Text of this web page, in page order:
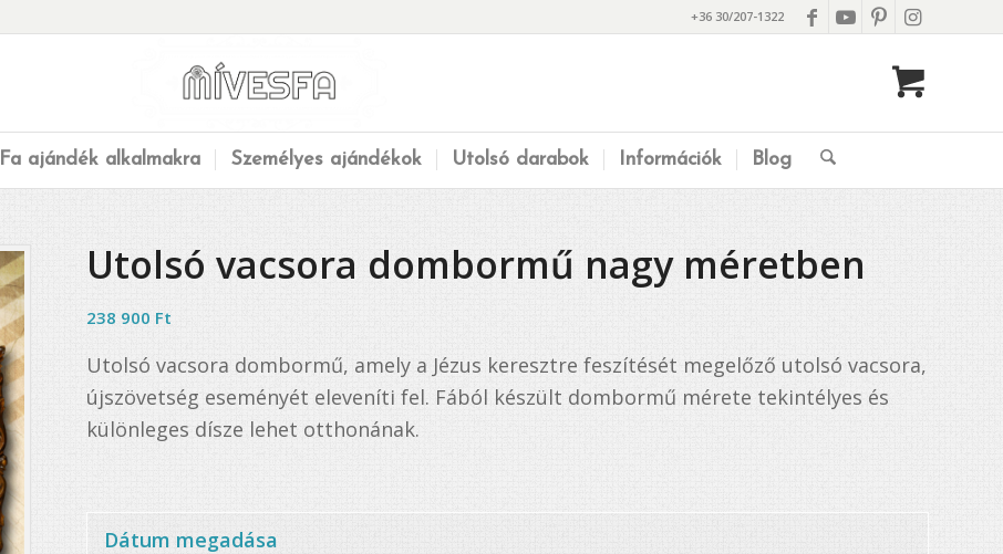
+36 30/207-1322
Fa ajándék alkalmakra Személyes ajándékok Utolsó darabok Információk Blog
Utolsó vacsora dombormű nagy méretben
238 900 Ft
Utolsó vacsora dombormű, amely a Jézus keresztre feszítését megelőző utolsó vacsora,
újszövetség eseményét eleveníti fel. Fából készült dombormű mérete tekintélyes és
különleges dísze lehet otthonának.
Dátum megadása